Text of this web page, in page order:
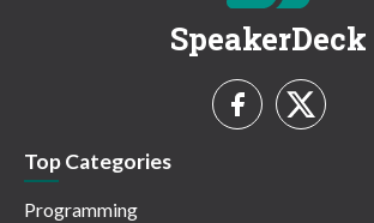
SpeakerDeck
Top Categories
Programming